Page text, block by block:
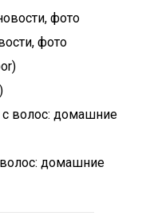
фото
волос: домашние